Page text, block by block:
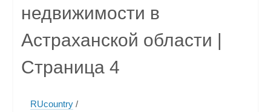
недвижимости в
Астраханской области |
Страница 4
RUcountry /